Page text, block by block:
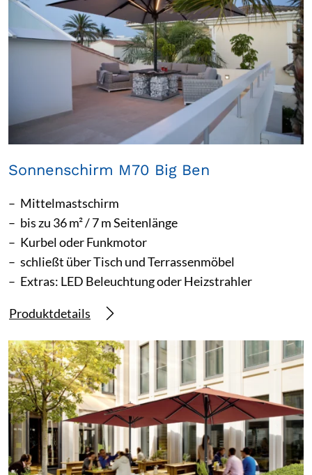
Sonnenschirm M70 Big Ben
Mittelmastschirm
bis zu 36 m² / 7 m Seitenlänge
Kurbel oder Funkmotor
schließt über Tisch und Terrassenmöbel
Extras: LED Beleuchtung oder Heizstrahler
Produktdetails